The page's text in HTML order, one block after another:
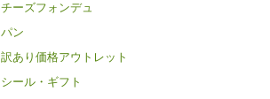
チーズフォンデュ
パン
訳あり価格アウトレット
シール・ギフト